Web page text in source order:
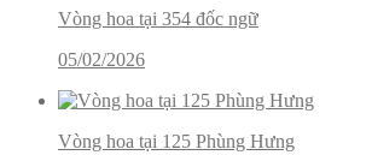
Vòng hoa tại 354 đốc ngữ
05/02/2026
Vòng hoa tại 125 Phùng Hưng